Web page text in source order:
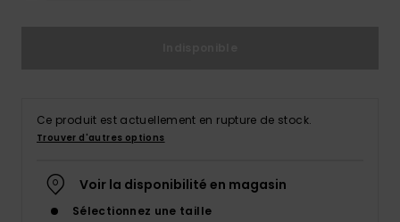
Ce produit est actuellement en rupture de stock.
Trouver d'autres options
Voir la disponibilité en magasin
Sélectionnez une taille